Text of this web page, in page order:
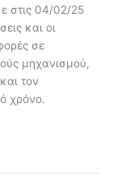
στις 04/02/25
και οι
σε
μηχανισμού,
τον
χρόνο.